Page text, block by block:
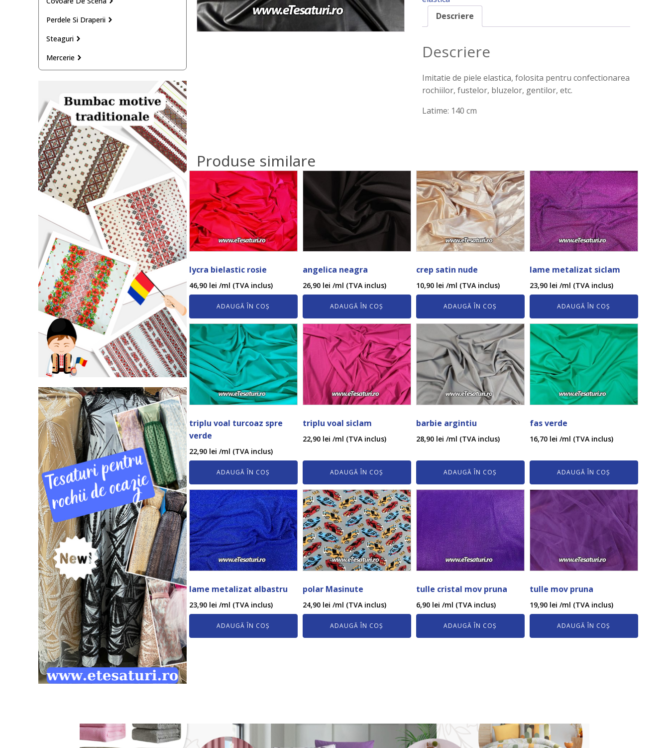
Perdele Si Draperii
Steaguri
Mercerie
Descriere
Descriere
Imitatie de piele elastica, folosita pentru confectionarea
rochiilor, fustelor, bluzelor, gentilor, etc.
Latime: 140 cm
Produse similare
lycra bielastic rosie
46,90 lei /ml (TVA inclus)
ADAUGĂ ÎN COȘ
angelica neagra
26,90 lei /ml (TVA inclus)
ADAUGĂ ÎN COȘ
crep satin nude
10,90 lei /ml (TVA inclus)
ADAUGĂ ÎN COȘ
lame metalizat siclam
23,90 lei /ml (TVA inclus)
ADAUGĂ ÎN COȘ
triplu voal turcoaz spre
verde
22,90 lei /ml (TVA inclus)
ADAUGĂ ÎN COȘ
triplu voal siclam
22,90 lei /ml (TVA inclus)
ADAUGĂ ÎN COȘ
barbie argintiu
28,90 lei /ml (TVA inclus)
ADAUGĂ ÎN COȘ
fas verde
16,70 lei /ml (TVA inclus)
ADAUGĂ ÎN COȘ
lame metalizat albastru
23,90 lei /ml (TVA inclus)
ADAUGĂ ÎN COȘ
polar Masinute
24,90 lei /ml (TVA inclus)
ADAUGĂ ÎN COȘ
tulle cristal mov pruna
6,90 lei /ml (TVA inclus)
ADAUGĂ ÎN COȘ
tulle mov pruna
19,90 lei /ml (TVA inclus)
ADAUGĂ ÎN COȘ